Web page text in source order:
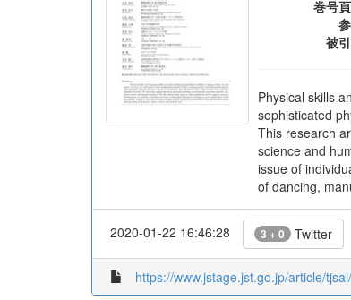
巻号
被
Physical skills
sophisticated
This research
science and
issue of
of dancing,
2020-01-22 16:46:28 3 + 0 Twitter
https://www.jstage.jst.go.jp/article/